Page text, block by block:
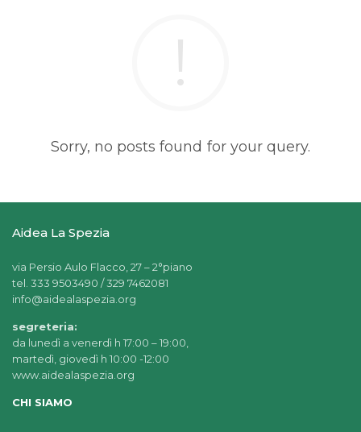
Sorry, no posts found for your query.
Aidea La Spezia
via Persio Aulo Flacco, 27 – 2°piano
tel. 333 9503490 / 329 7462081
info@aidealaspezia.org
segreteria:
da lunedì a venerdì h 17:00 – 19:00,
martedì, giovedì h 10:00 -12:00
www.aidealaspezia.org
CHI SIAMO